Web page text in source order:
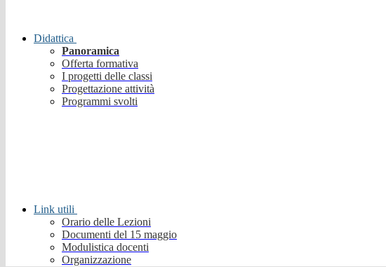
Didattica
Panoramica
Offerta formativa
I progetti delle classi
Progettazione attività
Programmi svolti
Link utili
Orario delle Lezioni
Documenti del 15 maggio
Modulistica docenti
Organizzazione